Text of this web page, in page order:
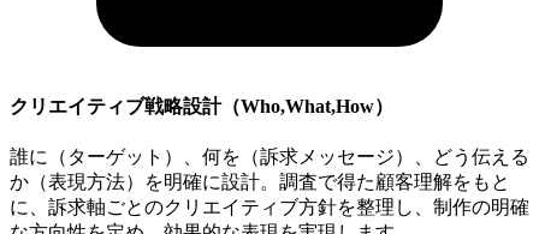
クリエイティブ戦略設計（Who,What,How）
誰に（ターゲット）、何を（訴求メッセージ）、どう伝える
か（表現方法）を明確に設計。調査で得た顧客理解をもと
に、訴求軸ごとのクリエイティブ方針を整理し、制作の明確